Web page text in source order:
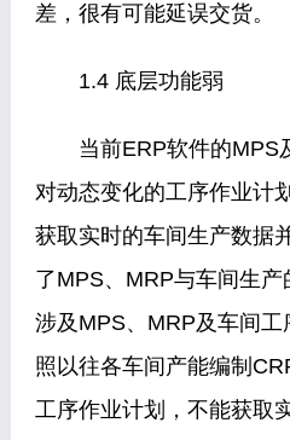
差，很有可能延误交货。
1.4 底层功能弱
当前ERP软件的MPS
对动态变化的工序作业计
获取实时的车间生产数据
了MPS、MRP与车间生
涉及MPS、MRP及车间
照以往各车间产能编制
工序作业计划，不能获取